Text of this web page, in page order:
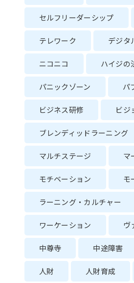
セルフリーダーシップ
テレワーク デジタ
ニコニコ ハイジの
パニックゾーン パ
ビジネス研修 ビジ
ブレンディッドラーニング
マルチステージ マ
モチベーション モ
ラーニング・カルチャー
ワーケーション ヴ
中尊寺 中途障害
人財 人財育成